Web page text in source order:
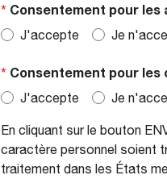
* Consentement pour les
J'accepte Je
* Consentement pour les
J'accepte Je
En cliquant sur le bouton
caractère personnel soient
traitement dans les États